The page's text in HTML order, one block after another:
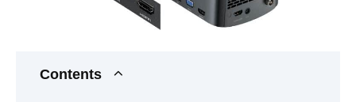
Contents